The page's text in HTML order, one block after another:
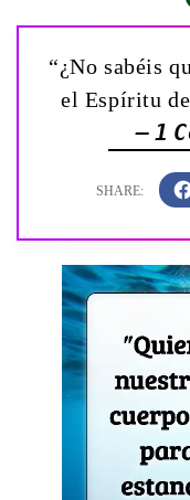
“¿No sabéis
el Espíritu
— 1